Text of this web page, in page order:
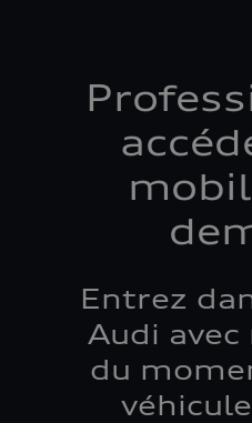
Entrez
Audi
du